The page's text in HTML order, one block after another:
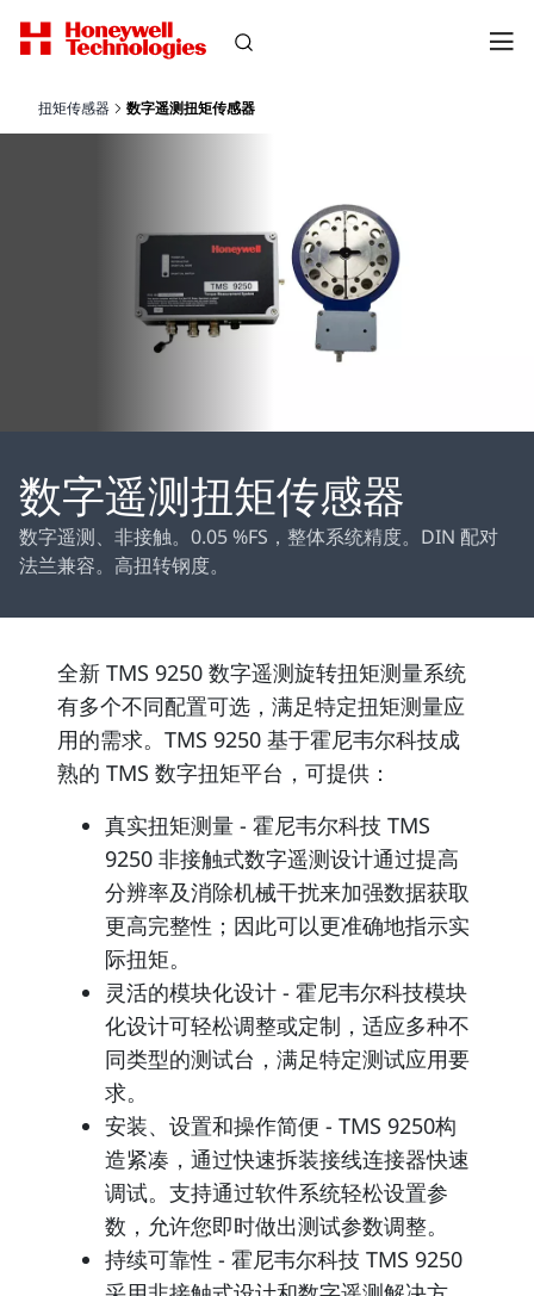
扭矩传感器 数字遥测扭矩传感器
数字遥测扭矩传感器
数字遥测、非接触。0.05 %FS，整体系统精度。DIN 配对
法兰兼容。高扭转钢度。
全新 TMS 9250 数字遥测旋转扭矩测量系统
有多个不同配置可选，满足特定扭矩测量应
用的需求。TMS 9250 基于霍尼韦尔科技成
熟的 TMS 数字扭矩平台，可提供：
真实扭矩测量 - 霍尼韦尔科技 TMS
9250 非接触式数字遥测设计通过提高
分辨率及消除机械干扰来加强数据获取
更高完整性；因此可以更准确地指示实
际扭矩。
灵活的模块化设计 - 霍尼韦尔科技模块
化设计可轻松调整或定制，适应多种不
同类型的测试台，满足特定测试应用要
求。
安装、设置和操作简便 - TMS 9250构
造紧凑，通过快速拆装接线连接器快速
调试。支持通过软件系统轻松设置参
数，允许您即时做出测试参数调整。
持续可靠性 - 霍尼韦尔科技 TMS 9250